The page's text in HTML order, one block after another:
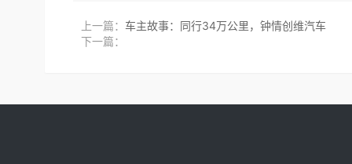
上一篇： 车主故事：同行34万公里，钟情创维汽车
下一篇：